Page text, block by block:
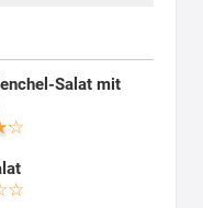
Salat mit